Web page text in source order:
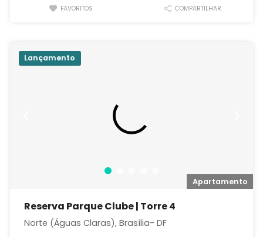
FAVORITOS COMPARTILHAR
Apartamento
Lançamento
Reserva Parque Clube | Torre 4
Norte (Águas Claras), Brasília- DF